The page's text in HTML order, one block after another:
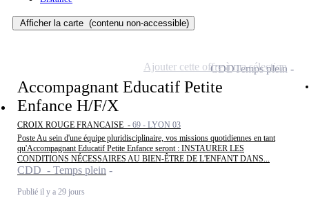
Afficher la carte (contenu non-accessible)
Accompagnant Educatif Petite
Enfance H/F/X
CROIX ROUGE FRANCAISE - 69 - LYON 03
Poste Au sein d'une équipe pluridisciplinaire, vos missions quotidiennes en tant
qu'Accompagnant Educatif Petite Enfance seront : INSTAURER LES
CONDITIONS NÉCESSAIRES AU BIEN-ÊTRE DE L'ENFANT DANS...
CDD - Temps plein
Publié il y a 29 jours
CDDTemps plein
Ajouter cette offre à ma sélection